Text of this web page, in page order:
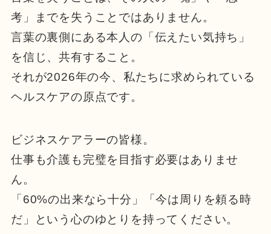
考」までを失うことではありません。
言葉の裏側にある本人の「伝えたい気持ち」
を信じ、共有すること。
それが2026年の今、私たちに求められている
ヘルスケアの原点です。
ビジネスケアラーの皆様。
仕事も介護も完璧を目指す必要はありませ
ん。
「60%の出来なら十分」「今は周りを頼る時
だ」という心のゆとりを持ってください。